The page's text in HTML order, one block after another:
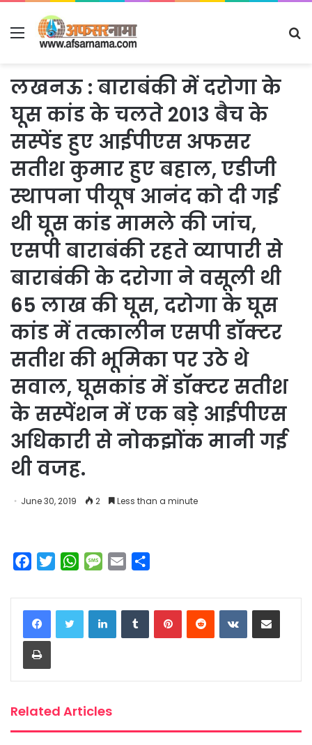
Menu
लखनऊ : बाराबंकी में दरोगा के
घूस कांड के चलते 2013 बैच के
सस्पेंड हुए आईपीएस अफसर
सतीश कुमार हुए बहाल, एडीजी
स्थापना पीयूष आनंद को दी गई
थी घूस कांड मामले की जांच,
एसपी बाराबंकी रहते व्यापारी से
बाराबंकी के दरोगा ने वसूली थी
65 लाख की घूस, दरोगा के घूस
कांड में तत्कालीन एसपी डॉक्टर
सतीश की भूमिका पर उठे थे
सवाल, घूसकांड में डॉक्टर सतीश
के सस्पेंशन में एक बड़े आईपीएस
अधिकारी से नोकझोंक मानी गई
थी वजह.
June 30, 2019 2 Less than a minute
c
e
b
o
o
i
t
t
W
a
t
s
M
s
s
a
a
i
a
r
e
LinkedInTumblrPinterestReddit VKontakteShare via Email
Print
Related Articles